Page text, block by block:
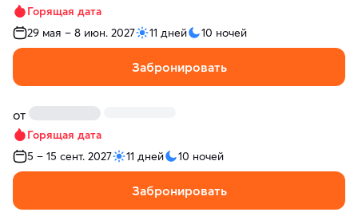
Горящая дата
29 мая – 8 июн. 2027
11 дней 10 ночей
Забронировать
от
Горящая дата
5 – 15 сент. 2027
11 дней 10 ночей
Забронировать